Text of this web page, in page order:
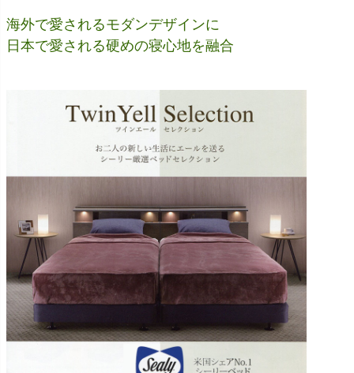
海外で愛されるモダンデザインに
日本で愛される硬めの寝心地を融合